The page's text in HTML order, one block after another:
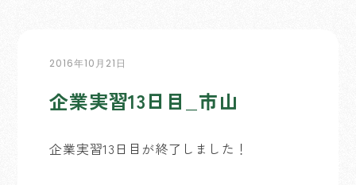
2016年10月21日
企業実習13日目_市山
企業実習13日目が終了しました！